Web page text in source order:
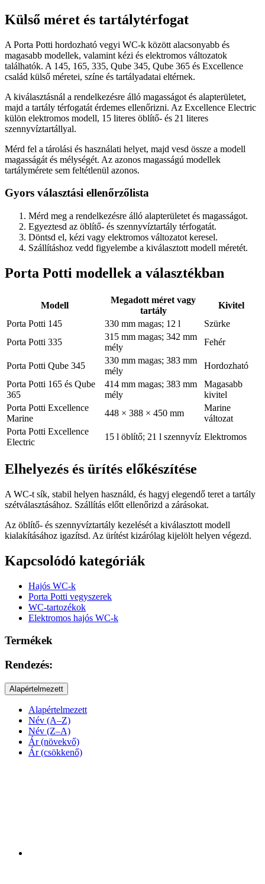
Külső méret és tartálytérfogat
A Porta Potti hordozható vegyi WC-k között alacsonyabb és
magasabb modellek, valamint kézi és elektromos változatok
találhatók. A 145, 165, 335, Qube 345, Qube 365 és Excellence
család külső méretei, színe és tartályadatai eltérnek.
A kiválasztásnál a rendelkezésre álló magasságot és alapterületet,
majd a tartály térfogatát érdemes ellenőrizni. Az Excellence Electric
külön elektromos modell, 15 literes öblítő- és 21 literes
szennyvíztartállyal.
Mérd fel a tárolási és használati helyet, majd vesd össze a modell
magasságát és mélységét. Az azonos magasságú modellek
tartálymérete sem feltétlenül azonos.
Gyors választási ellenőrzőlista
Mérd meg a rendelkezésre álló alapterületet és magasságot.
Egyeztesd az öblítő- és szennyvíztartály térfogatát.
Döntsd el, kézi vagy elektromos változatot keresel.
Szállításhoz vedd figyelembe a kiválasztott modell méretét.
Porta Potti modellek a választékban
Modell
Megadott méret vagy
tartály
Kivitel
Porta Potti 145
330 mm magas; 12 l
Szürke
Porta Potti 335
315 mm magas; 342 mm
mély
Fehér
Porta Potti Qube 345
330 mm magas; 383 mm
mély
Hordozható
Porta Potti 165 és Qube
365
414 mm magas; 383 mm
mély
Magasabb
kivitel
Porta Potti Excellence
Marine
448 × 388 × 450 mm
Marine
változat
Porta Potti Excellence
Electric
15 l öblítő; 21 l szennyvíz Elektromos
Elhelyezés és ürítés előkészítése
A WC-t sík, stabil helyen használd, és hagyj elegendő teret a tartály
szétválasztásához. Szállítás előtt ellenőrizd a zárásokat.
Az öblítő- és szennyvíztartály kezelését a kiválasztott modell
kialakításához igazítsd. Az ürítést kizárólag kijelölt helyen végezd.
Kapcsolódó kategóriák
Hajós WC-k
Porta Potti vegyszerek
WC-tartozékok
Elektromos hajós WC-k
Termékek
Rendezés:
Alapértelmezett
Alapértelmezett
Név (A–Z)
Név (Z–A)
Ár (növekvő)
Ár (csökkenő)